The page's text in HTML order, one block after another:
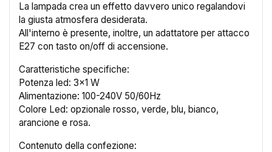
La lampada crea un effetto davvero unico regalandovi
la giusta atmosfera desiderata.
All'interno è presente, inoltre, un adattatore per attacco
E27 con tasto on/off di accensione.
Caratteristiche specifiche:
Potenza led: 3x1 W
Alimentazione: 100-240V 50/60Hz
Colore Led: opzionale rosso, verde, blu, bianco,
arancione e rosa.
Contenuto della confezione: